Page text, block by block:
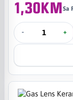
1,30KMSa
- +